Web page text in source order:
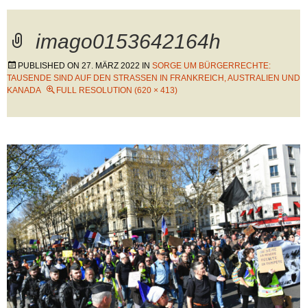
imago0153642164h
PUBLISHED ON 27. MÄRZ 2022 IN SORGE UM BÜRGERRECHTE:
TAUSENDE SIND AUF DEN STRASSEN IN FRANKREICH, AUSTRALIEN UND K
ANADA
FULL RESOLUTION (620 × 413)